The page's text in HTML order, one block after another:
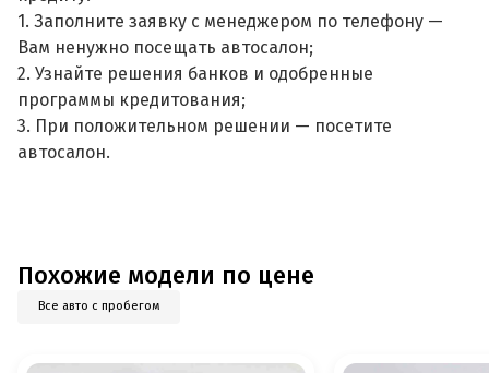
1. Заполните заявку с менеджером по телефону —
Вам ненужно посещать автосалон;
2. Узнайте решения банков и одобренные
программы кредитования;
3. При положительном решении — посетите
автосалон.
Похожие модели по цене
Все авто с пробегом